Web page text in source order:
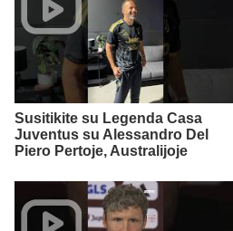
Susitikite su Legenda Casa
Juventus su Alessandro Del
Piero Pertoje, Australijoje